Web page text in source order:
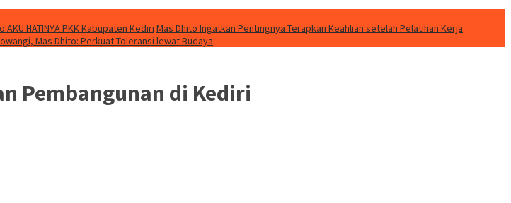
HATINYA PKK Kabupaten Kediri Mas Dhito Ingatkan Pentingnya Terapkan Keahlian setelah Pelatihan Kerja
Mas Dhito: Perkuat Toleransi lewat Budaya
Pembangunan di Kediri